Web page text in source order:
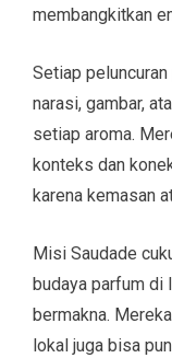
membangkitkan
Setiap
narasi, gambar,
setiap aroma.
konteks dan
karena kemasan
Misi Saudade
budaya parfum di
bermakna.
lokal juga bisa